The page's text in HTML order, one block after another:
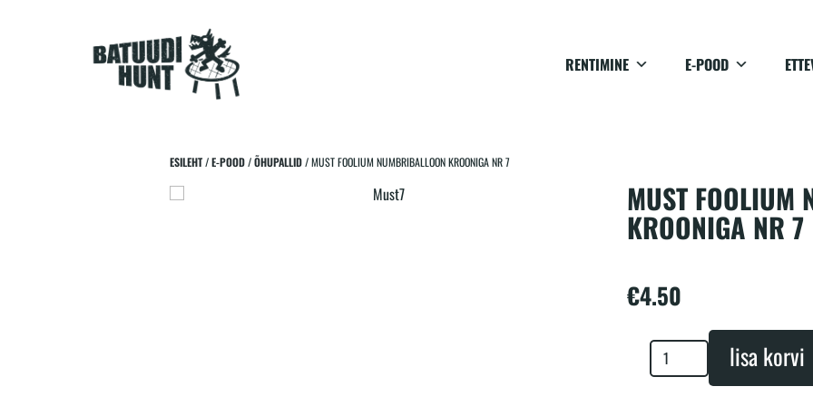
Hüppa ja naera koos lastega!
RENTIMINE E-POOD
ESILEHT/E-POOD/ÕHUPALLID/ MUST FOOLIUM NUMBRIBALLOON KROONIGA NR 7
MUST FOOLIUM
KROONIGA NR 7
€4.50
Must
foolium
numbriballoon
lisa korvi